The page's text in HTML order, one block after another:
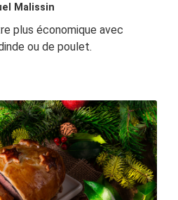
Malissin
plus économique avec
ou de poulet.